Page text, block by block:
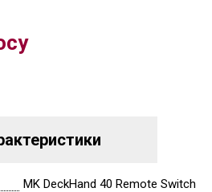
MK DeckHand 40 Remote Switch